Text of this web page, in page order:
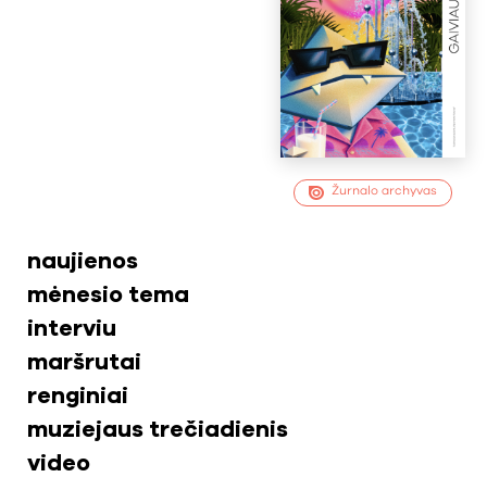
Žurnalo archyvas
naujienos
mėnesio tema
interviu
maršrutai
renginiai
muziejaus trečiadienis
video